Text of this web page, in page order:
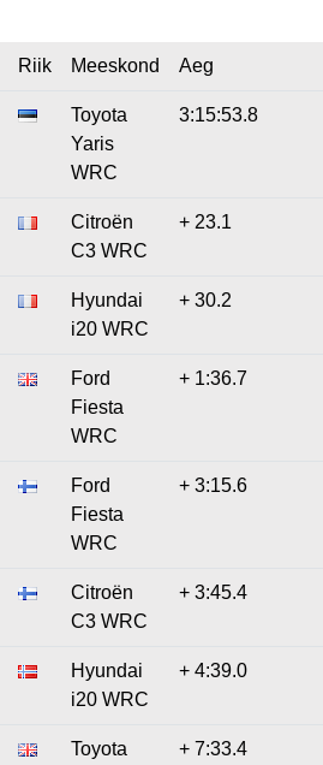
Riik Meeskond Aeg
Toyota
Yaris
WRC
3:15:53.8
Citroën
C3 WRC
+ 23.1
Hyundai
i20 WRC
+ 30.2
Ford
Fiesta
WRC
+ 1:36.7
Ford
Fiesta
WRC
+ 3:15.6
Citroën
C3 WRC
+ 3:45.4
Hyundai
i20 WRC
+ 4:39.0
Toyota + 7:33.4